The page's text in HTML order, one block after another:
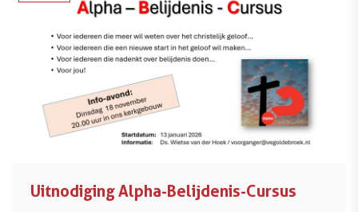
Uitnodiging Alpha-Belijdenis-Cursus